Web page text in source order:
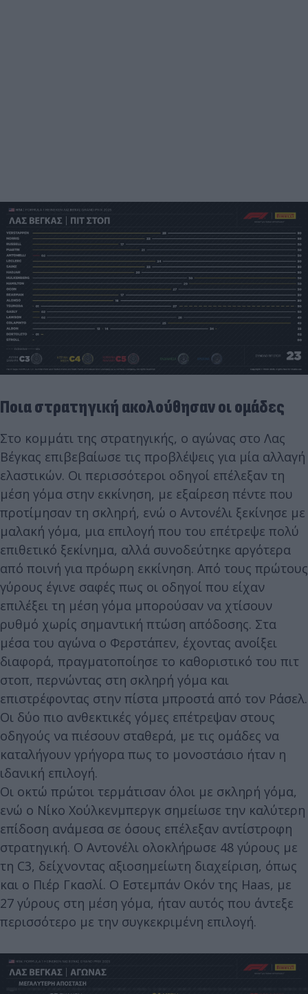
Ποια στρατηγική ακολούθησαν οι ομάδες
Στο κομμάτι της στρατηγικής, ο αγώνας στο Λας
Βέγκας επιβεβαίωσε τις προβλέψεις για μία αλλαγή
ελαστικών. Οι περισσότεροι οδηγοί επέλεξαν τη
μέση γόμα στην εκκίνηση, με εξαίρεση πέντε που
προτίμησαν τη σκληρή, ενώ ο Αντονέλι ξεκίνησε με
μαλακή γόμα, μια επιλογή που του επέτρεψε πολύ
επιθετικό ξεκίνημα, αλλά συνοδεύτηκε αργότερα
από ποινή για πρόωρη εκκίνηση. Από τους πρώτους
γύρους έγινε σαφές πως οι οδηγοί που είχαν
επιλέξει τη μέση γόμα μπορούσαν να χτίσουν
ρυθμό χωρίς σημαντική πτώση απόδοσης. Στα
μέσα του αγώνα ο Φερστάπεν, έχοντας ανοίξει
διαφορά, πραγματοποίησε το καθοριστικό του πιτ
στοπ, περνώντας στη σκληρή γόμα και
επιστρέφοντας στην πίστα μπροστά από τον Ράσελ.
Οι δύο πιο ανθεκτικές γόμες επέτρεψαν στους
οδηγούς να πιέσουν σταθερά, με τις ομάδες να
καταλήγουν γρήγορα πως το μονοστάσιο ήταν η
ιδανική επιλογή.
Οι οκτώ πρώτοι τερμάτισαν όλοι με σκληρή γόμα,
ενώ ο Νίκο Χούλκενμπεργκ σημείωσε την καλύτερη
επίδοση ανάμεσα σε όσους επέλεξαν αντίστροφη
στρατηγική. Ο Αντονέλι ολοκλήρωσε 48 γύρους με
τη C3, δείχνοντας αξιοσημείωτη διαχείριση, όπως
και ο Πιέρ Γκασλί. Ο Εστεμπάν Οκόν της Haas, με
27 γύρους στη μέση γόμα, ήταν αυτός που άντεξε
περισσότερο με την συγκεκριμένη επιλογή.